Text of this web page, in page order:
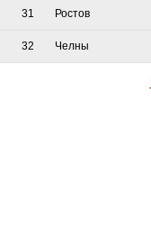
31 Ростов
32 Челны